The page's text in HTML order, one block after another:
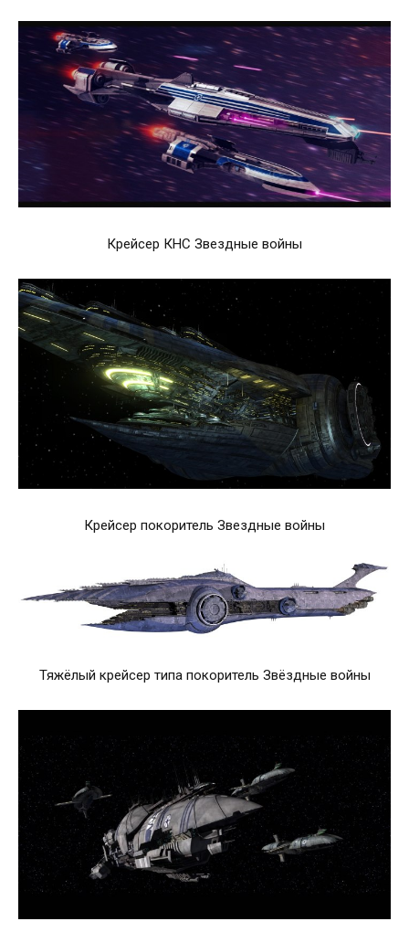
Крейсер КНС Звездные войны
Крейсер покоритель Звездные войны
Тяжёлый крейсер типа покоритель Звёздные войны